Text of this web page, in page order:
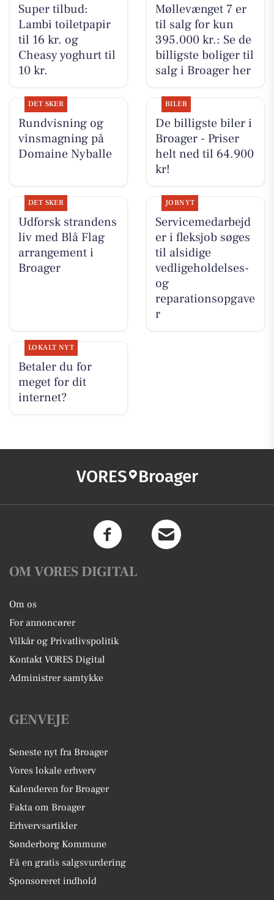
Super tilbud:
Lambi toiletpapir
til 16 kr. og
Cheasy yoghurt til
10 kr.
Møllevænget 7 er
til salg for kun
395.000 kr.: Se de
billigste boliger til
salg i Broager her
DET SKER
Rundvisning og
vinsmagning på
Domaine Nyballe
BILER
De billigste biler i
Broager - Priser
helt ned til 64.900
kr!
DET SKER
Udforsk strandens
liv med Blå Flag
arrangement i
Broager
JOBNYT
Servicemedarbejd
er i fleksjob søges
til alsidige
vedligeholdelses-
og
reparationsopgave
r
LOKALT NYT
Betaler du for
meget for dit
internet?
VORES Broager
OM VORES DIGITAL
Om os
For annoncører
Vilkår og Privatlivspolitik
Kontakt VORES Digital
Administrer samtykke
GENVEJE
Seneste nyt fra Broager
Vores lokale erhverv
Kalenderen for Broager
Fakta om Broager
Erhvervsartikler
Sønderborg Kommune
Få en gratis salgsvurdering
Sponsoreret indhold